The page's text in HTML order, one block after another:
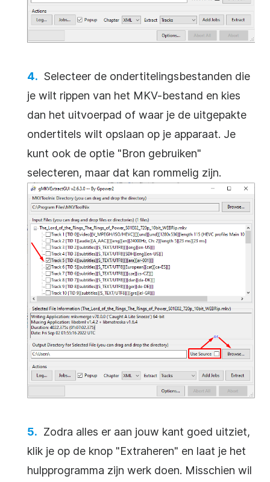
Selecteer de ondertitelingsbestanden die
je wilt rippen van het MKV-bestand en kies
dan het uitvoerpad of waar je de uitgepakte
ondertitels wilt opslaan op je apparaat. Je
kunt ook de optie "Bron gebruiken"
selecteren, maar dat kan rommelig zijn.
Zodra alles er aan jouw kant goed uitziet,
klik je op de knop "Extraheren" en laat je het
hulpprogramma zijn werk doen. Misschien wil